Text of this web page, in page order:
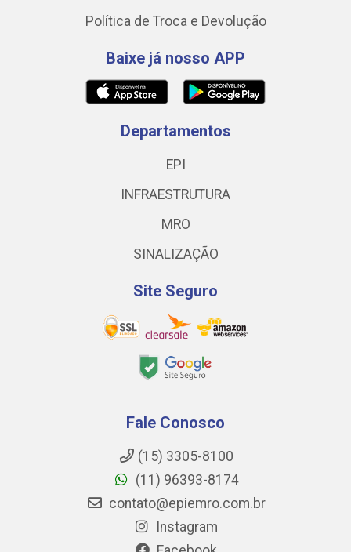
Política de Troca e Devolução
Baixe já nosso APP
Departamentos
EPI
INFRAESTRUTURA
MRO
SINALIZAÇÃO
Site Seguro
Fale Conosco
(15) 3305-8100
(11) 96393-8174
contato@epiemro.com.br
Instagram